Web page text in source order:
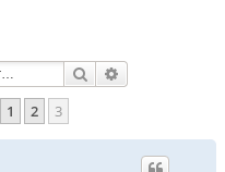
Rechercher
Précédent
1 2 3